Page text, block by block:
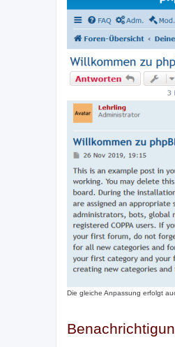
Die gleiche Anpassung erfolgt